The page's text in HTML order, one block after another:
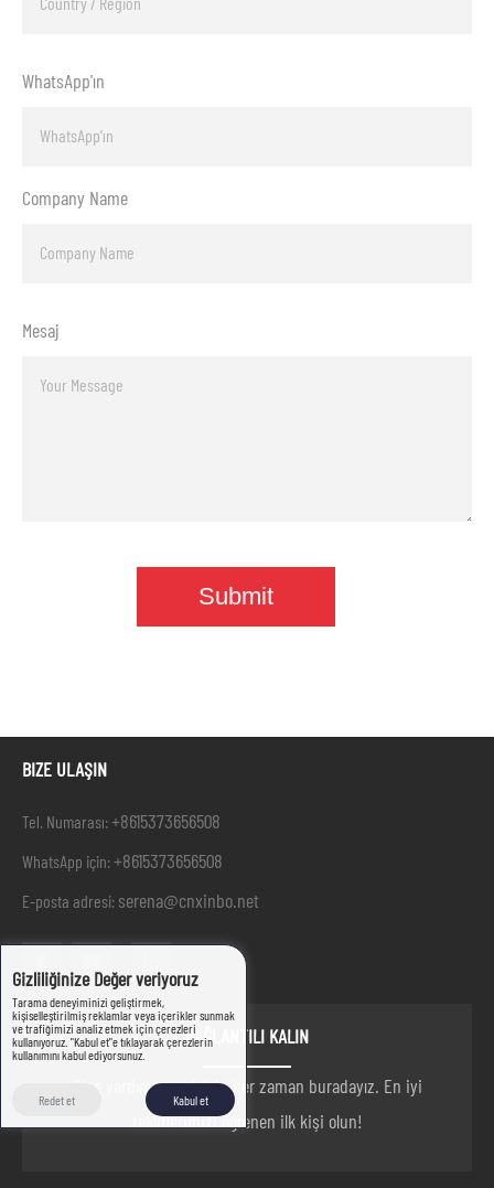
WhatsApp'ın
Company Name
Mesaj
BIZE ULAŞIN
Tel. Numarası:+8615373656508
WhatsApp için:+8615373656508
E-posta adresi: serena@cnxinbo.net
BAĞLANTILI KALIN
Size yardım etmek için her zaman buradayız. En iyi
tekliflerimizi öğrenen ilk kişi olun!
Gizliliğinize Değer veriyoruz
Tarama deneyiminizi geliştirmek,
kişiselleştirilmiş reklamlar veya içerikler sunmak
ve trafiğimizi analiz etmek için çerezleri
kullanıyoruz. "Kabul et"e tıklayarak çerezlerin
kullanımını kabul ediyorsunuz.
Redet et Kabul et